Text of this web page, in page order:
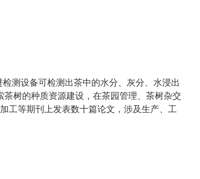
测设备可检测出茶中的水分、灰分、水浸出
树的种质资源建设，在茶园管理、茶树杂交
工等期刊上发表数十篇论文，涉及生产、工